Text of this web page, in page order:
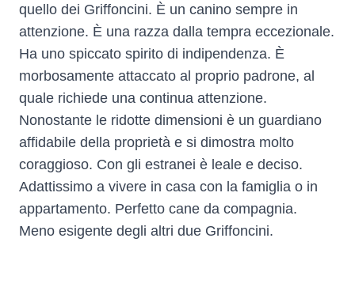
quello dei Griffoncini. È un canino sempre in
attenzione. È una razza dalla tempra eccezionale.
Ha uno spiccato spirito di indipendenza. È
morbosamente attaccato al proprio padrone, al
quale richiede una continua attenzione.
Nonostante le ridotte dimensioni è un guardiano
affidabile della proprietà e si dimostra molto
coraggioso. Con gli estranei è leale e deciso.
Adattissimo a vivere in casa con la famiglia o in
appartamento. Perfetto cane da compagnia.
Meno esigente degli altri due Griffoncini.